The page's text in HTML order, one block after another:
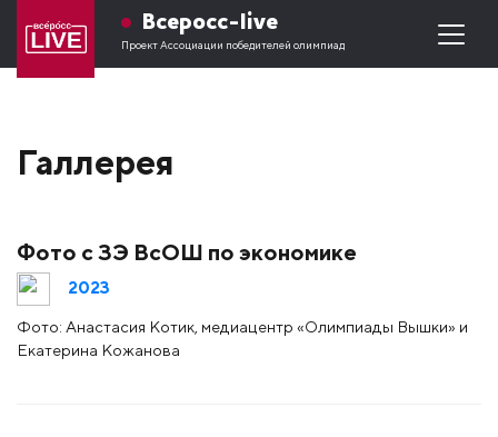
Всеросс-live
Проект Ассоциации победителей олимпиад
Галлерея
Фото с ЗЭ ВсОШ по экономике
2023
Фото: Анастасия Котик, медиацентр «Олимпиады Вышки» и
Екатерина Кожанова